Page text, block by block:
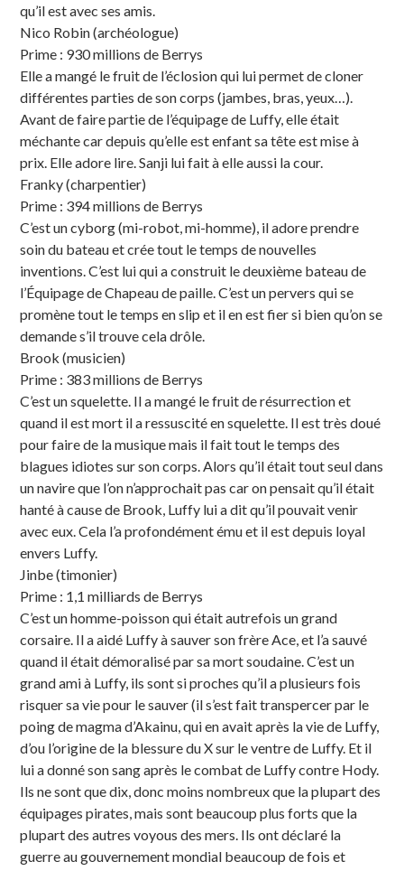
qu’il est avec ses amis.
Nico Robin (archéologue)
Prime : 930 millions de Berrys
Elle a mangé le fruit de l’éclosion qui lui permet de cloner
différentes parties de son corps (jambes, bras, yeux…).
Avant de faire partie de l’équipage de Luffy, elle était
méchante car depuis qu’elle est enfant sa tête est mise à
prix. Elle adore lire. Sanji lui fait à elle aussi la cour.
Franky (charpentier)
Prime : 394 millions de Berrys
C’est un cyborg (mi-robot, mi-homme), il adore prendre
soin du bateau et crée tout le temps de nouvelles
inventions. C’est lui qui a construit le deuxième bateau de
l’Équipage de Chapeau de paille. C’est un pervers qui se
promène tout le temps en slip et il en est fier si bien qu’on se
demande s’il trouve cela drôle.
Brook (musicien)
Prime : 383 millions de Berrys
C’est un squelette. Il a mangé le fruit de résurrection et
quand il est mort il a ressuscité en squelette. Il est très doué
pour faire de la musique mais il fait tout le temps des
blagues idiotes sur son corps. Alors qu’il était tout seul dans
un navire que l’on n’approchait pas car on pensait qu’il était
hanté à cause de Brook, Luffy lui a dit qu’il pouvait venir
avec eux. Cela l’a profondément ému et il est depuis loyal
envers Luffy.
Jinbe (timonier)
Prime : 1,1 milliards de Berrys
C’est un homme-poisson qui était autrefois un grand
corsaire. Il a aidé Luffy à sauver son frère Ace, et l’a sauvé
quand il était démoralisé par sa mort soudaine. C’est un
grand ami à Luffy, ils sont si proches qu’il a plusieurs fois
risquer sa vie pour le sauver (il s’est fait transpercer par le
poing de magma d’Akainu, qui en avait après la vie de Luffy,
d’ou l’origine de la blessure du X sur le ventre de Luffy. Et il
lui a donné son sang après le combat de Luffy contre Hody.
Ils ne sont que dix, donc moins nombreux que la plupart des
équipages pirates, mais sont beaucoup plus forts que la
plupart des autres voyous des mers. Ils ont déclaré la
guerre au gouvernement mondial beaucoup de fois et